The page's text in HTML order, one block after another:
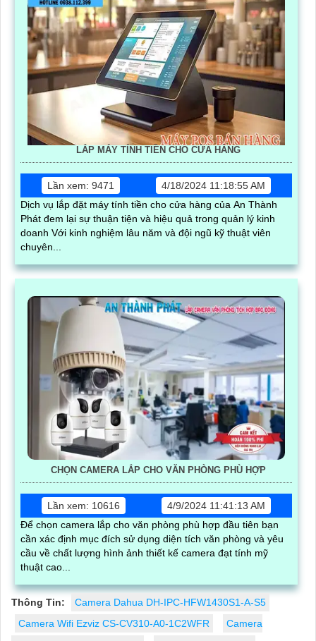
LẮP MÁY TÍNH TIỀN CHO CỬA HÀNG
Lần xem: 9471
4/18/2024 11:18:55 AM
Dịch vụ lắp đặt máy tính tiền cho cửa hàng của An Thành
Phát đem lại sự thuận tiện và hiệu quả trong quản lý kinh
doanh Với kinh nghiệm lâu năm và đội ngũ kỹ thuật viên
chuyên...
CHỌN CAMERA LẮP CHO VĂN PHÒNG PHÙ HỢP
Lần xem: 10616
4/9/2024 11:41:13 AM
Để chọn camera lắp cho văn phòng phù hợp đầu tiên bạn
cần xác định mục đích sử dụng diện tích văn phòng và yêu
cầu về chất lượng hình ảnh thiết kế camera đạt tính mỹ
thuật cao...
Thông Tin:
Camera Dahua DH-IPC-HFW1430S1-A-S5
Camera Wifi Ezviz CS-CV310-A0-1C2WFR
Camera